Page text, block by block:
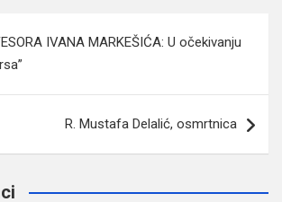
IVANA MARKEŠIĆA: U očekivanju
R. Mustafa Delalić, osmrtnica